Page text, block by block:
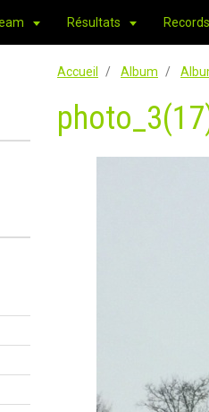
Résultats
Accueil Album